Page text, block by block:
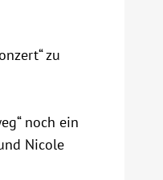
zu
noch ein
Nicole